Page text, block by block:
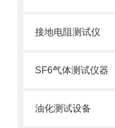
接地电阻测试仪
SF6气体测试仪器
油化测试设备